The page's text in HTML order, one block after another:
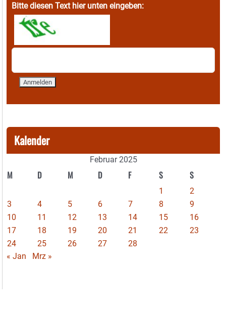
Bitte diesen Text hier unten eingeben:
Kalender
Februar 2025
M D M D F S S
1
2
3
4 5 6 7 8
9
10
11 12 13 14 15
16
17
18 19 20 21 22
23
24
25 26 27
28
« Jan
Mrz »